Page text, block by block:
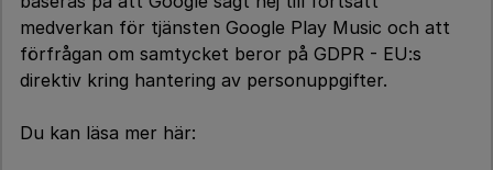
medverkan för tjänsten Google Play Music och att
förfrågan om samtycket beror på GDPR - EU:s
direktiv kring hantering av personuppgifter.
Du kan läsa mer här: